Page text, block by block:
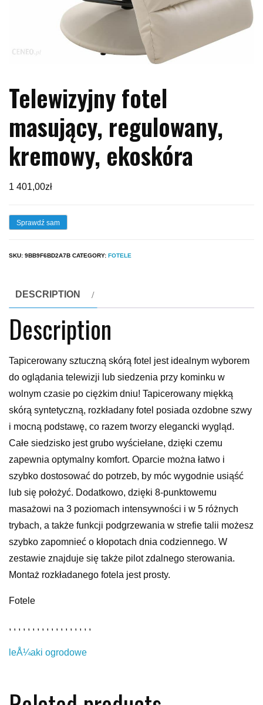
Telewizyjny fotel
masujący, regulowany,
kremowy, ekoskóra
1 401,00zł
Sprawdź sam
SKU: 9BB9F6BD2A7B CATEGORY: FOTELE
DESCRIPTION
Description
Tapicerowany sztuczną skórą fotel jest idealnym wyborem
do oglądania telewizji lub siedzenia przy kominku w
wolnym czasie po ciężkim dniu! Tapicerowany miękką
skórą syntetyczną, rozkładany fotel posiada ozdobne szwy
i mocną podstawę, co razem tworzy elegancki wygląd.
Całe siedzisko jest grubo wyściełane, dzięki czemu
zapewnia optymalny komfort. Oparcie można łatwo i
szybko dostosować do potrzeb, by móc wygodnie usiąść
lub się położyć. Dodatkowo, dzięki 8-punktowemu
masażowi na 3 poziomach intensywności i w 5 różnych
trybach, a także funkcji podgrzewania w strefie talii możesz
szybko zapomnieć o kłopotach dnia codziennego. W
zestawie znajduje się także pilot zdalnego sterowania.
Montaż rozkładanego fotela jest prosty.
Fotele
, , , , , , , , , , , , , , , , , ,
leÅ¼aki ogrodowe